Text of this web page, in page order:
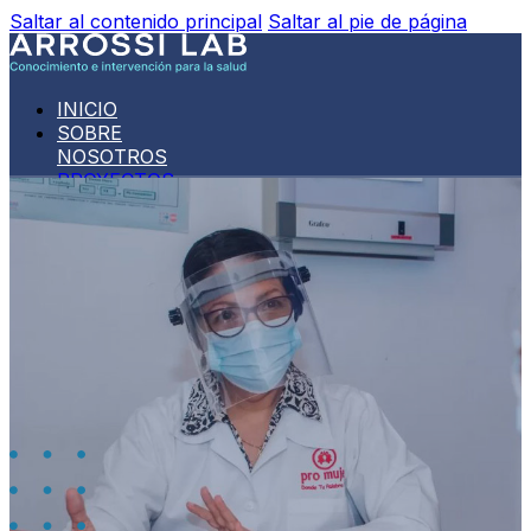
Saltar al contenido principal Saltar al pie de página
INICIO
SOBRE
NOSOTROS
PROYECTOS
Todos
Proyectos
Tita_App
PUBLICACIONES
English Inglés)